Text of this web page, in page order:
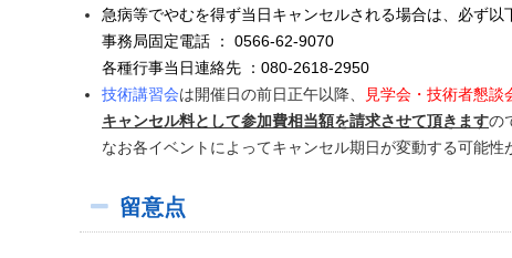
急病等でやむを得ず当日キャンセルされる場合は、必ず以
事務局固定電話 ： 0566-62-9070
各種行事当日連絡先 ：080-2618-2950
技術講習会は開催日の前日正午以降、 見学会・技術者懇談
キャンセル料として参加費相当額を請求させて頂きますの
なお各イベントによってキャンセル期日が変動する可能
留意点